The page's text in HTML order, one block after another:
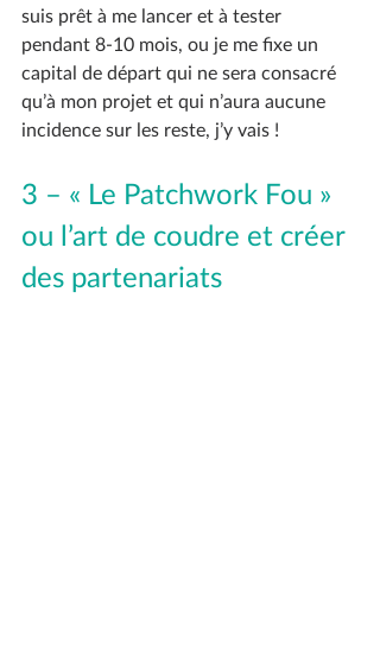
suis prêt à me lancer et à tester
pendant 8-10 mois, ou je me fixe un
capital de départ qui ne sera consacré
qu’à mon projet et qui n’aura aucune
incidence sur les reste, j’y vais !
3 – « Le Patchwork Fou »
ou l’art de coudre et créer
des partenariats